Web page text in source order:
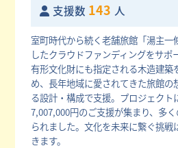
支援数 143 人
室町時代から続く老舗旅館「湯主一
したクラウドファンディングをサ
有形文化財にも指定される木造建築
め、長年地域に愛されてきた旅館の
る設計・構成で支援。プロジェクト
7,007,000円のご支援が集まり、多
られました。文化を未来に繋ぐ挑
きます。